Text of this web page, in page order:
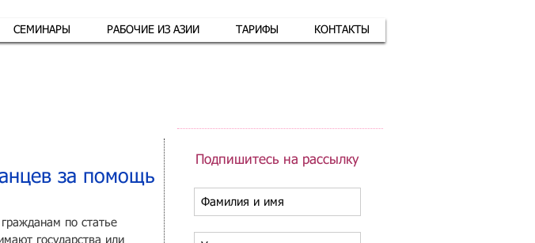
СЕМИНАРЫ РАБОЧИЕ ИЗ АЗИИ ТАРИФЫ КОНТАКТЫ
за помощь
по статье
государства или
Подпишитесь на рассылку